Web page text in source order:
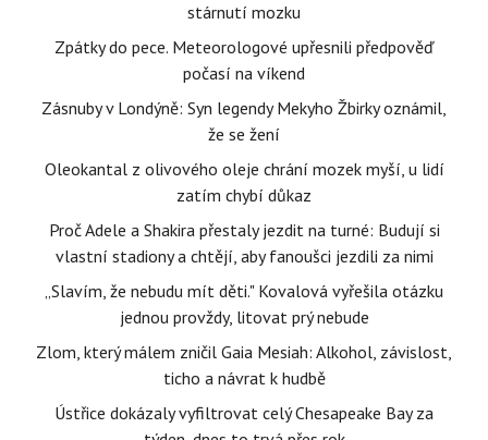
stárnutí mozku
Zpátky do pece. Meteorologové upřesnili předpověď
počasí na víkend
Zásnuby v Londýně: Syn legendy Mekyho Žbirky oznámil,
že se žení
Oleokantal z olivového oleje chrání mozek myší, u lidí
zatím chybí důkaz
Proč Adele a Shakira přestaly jezdit na turné: Budují si
vlastní stadiony a chtějí, aby fanoušci jezdili za nimi
„Slavím, že nebudu mít děti." Kovalová vyřešila otázku
jednou provždy, litovat prý nebude
Zlom, který málem zničil Gaia Mesiah: Alkohol, závislost,
ticho a návrat k hudbě
Ústřice dokázaly vyfiltrovat celý Chesapeake Bay za